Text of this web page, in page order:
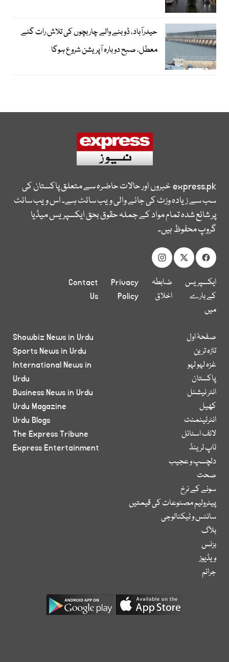
حیدرآباد، ڈوبنے والے چار بچوں کی تلاش رات گئے
معطل، صبح دوبارہ آپریشن شروع ہوگا
express.pkخبروں اور حالات حاضرہ سے متعلق پاکستان کی
سب سے زیادہ وزٹ کی جانے والی ویب سائٹ ہے۔ اس ویب سائٹ
پر شائع شدہ تمام مواد کے جملہ حقوق بحق ایکسپریس میڈیا
گروپ محفوظ ہیں۔
ایکسپریس
کے بارے
میں
ضابطہ
اخلاق
Privacy
Policy
Contact
Us
صفحۂ اول
تازہ ترین
غزہ لہو لہو
پاکستان
انٹر نیشنل
کھیل
انٹرٹینمنٹ
لائف اسٹائل
ٹاپ ٹرینڈ
دلچسپ و عجیب
صحت
سونے کے نرخ
پیٹرولیم مصنوعات کی قیمتیں
سائنس و ٹیکنالوجی
بلاگ
بزنس
ویڈیوز
جرائم
Showbiz News in Urdu
Sports News in Urdu
International News in
Urdu
Business News in Urdu
Urdu Magazine
Urdu Blogs
The Express Tribune
Express Entertainment